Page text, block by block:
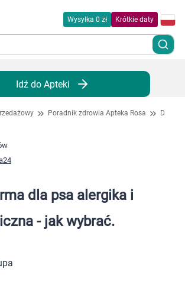
Wysyłka 0 zł Krótkie daty
Idź do Apteki
Poradnik zdrowia Apteka Rosa Dla
dla psa alergika i
- jak wybrać.